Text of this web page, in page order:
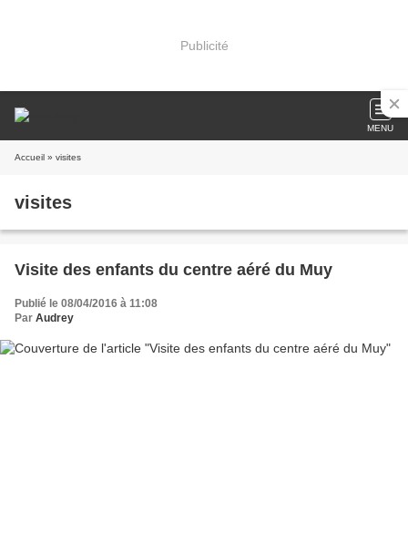
Publicité
MENU
Accueil » visites
visites
Visite des enfants du centre aéré du Muy
Publié le 08/04/2016 à 11:08
Par Audrey